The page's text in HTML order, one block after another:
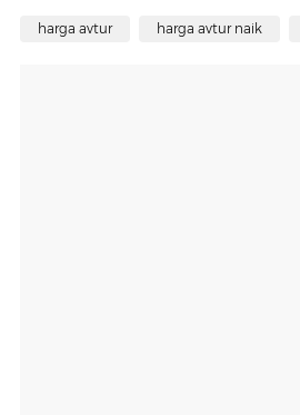
harga avtur harga avtur naik